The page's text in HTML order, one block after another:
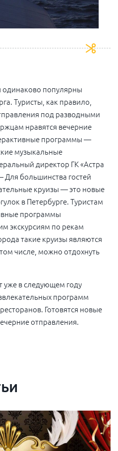
популярны
Туристы, как правило,
под разводными
нравятся вечерние
программы —
музыкальные
директор ГК «Астра
большинства гостей
круизы — это новые
в Петербурге. Туристам
программы
экскурсиям по рекам
такие круизы являются
числе, можно отдохнуть
уже в следующем году
программ
Готовятся новые
отправления.